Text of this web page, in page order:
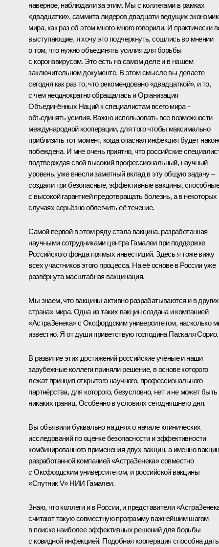
наверное, наблюдали за этим. Мы с коллегами в рамках
«двадцатки», саммита лидеров двадцати ведущих экономик
мира, как раз об этом много-много говорили. И практически
выступающие, я хочу это подчеркнуть, сошлись во мнении
о том, что нужно объединять усилия для борьбы
с коронавирусом. Это есть на самом деле и в нашем
заключительном документе. В этом смысле вы делаете
сегодня как раз то, что рекомендовано «двадцаткой», и то,
с чем неоднократно обращалась и Организация
Объединённых Наций к специалистам всего мира –
объединять усилия. Важно использовать все возможности
международной кооперации, для того чтобы максимально
приблизить тот момент, когда опасная инфекция будет
побеждена. И мне очень приятно, что российские
подтверждая свой высокий профессиональный, научный
уровень, уже внесли заметный вклад в эту общую задачу –
создали три безопасные, эффективные вакцины, способные
с высокой гарантией предотвращать болезнь, а в некоторых
случаях серьёзно облегчить её течение.
Самой первой в этом ряду стала вакцина, разработанная
научными сотрудниками центра Гамалеи при поддержке
Российского фонда прямых инвестиций. Здесь я тоже вижу
всех участников этого процесса. На её основе в России уже
развёрнута масштабная вакцинация.
Мы знаем, что вакцины активно разрабатываются и в других
странах мира. Одна из таких вакцин создана и компанией
«АстраЗенека» с Оксфордским университетом, насколько
известно. Я от души приветствую господина Паскаля Сорио.
В развитие этих достижений российские учёные и наши
зарубежные коллеги приняли решение, в основе которого
лежат принцип открытого научного, профессионального
партнёрства, для которого, безусловно, нет и не может быть
никаких границ. Особенно в условиях сегодняшнего дня.
Вы объявили буквально на днях о начале клинических
исследований по оценке безопасности и эффективности
комбинированного применения двух вакцин, а именно
разработанной компанией «АстраЗенека» совместно
с Оксфордским университетом, и российской вакцины
«Спутник V» НИИ Гамалеи.
Знаю, что коллеги и в России, и представители
считают такую совместную программу важнейшим шагом
в поиске наиболее эффективных решений для борьбы
с ковидной инфекцией. Подобная кооперация способна дать